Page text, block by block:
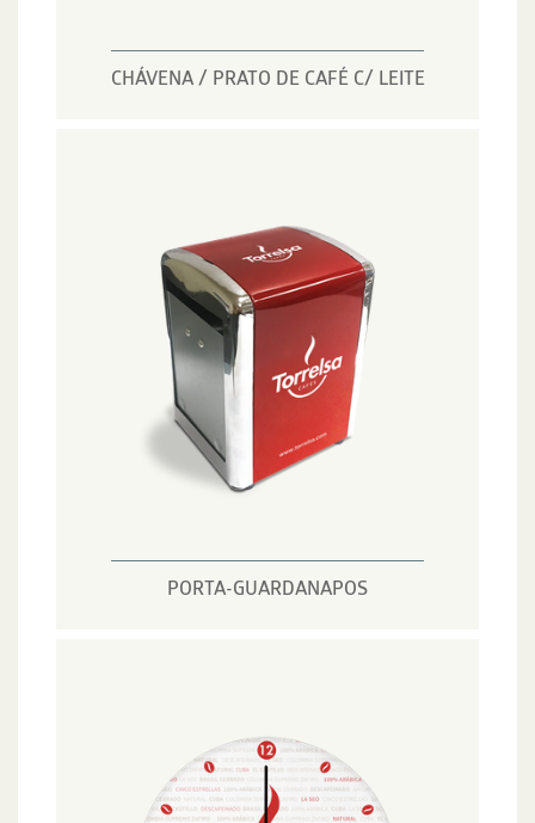
CHÁVENA / PRATO DE CAFÉ C/ LEITE
PORTA-GUARDANAPOS